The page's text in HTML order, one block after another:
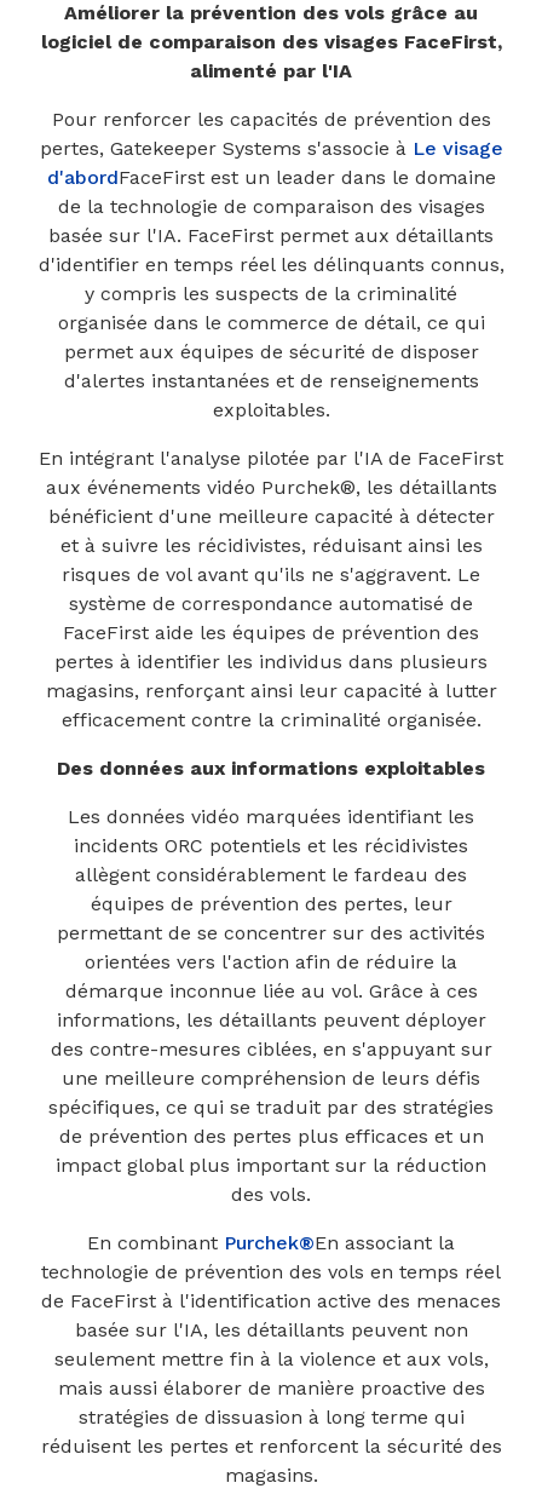
Améliorer la prévention des vols grâce au
logiciel de comparaison des visages FaceFirst,
alimenté par l'IA
Pour renforcer les capacités de prévention des
pertes, Gatekeeper Systems s'associe à Le visage
d'abordFaceFirst est un leader dans le domaine
de la technologie de comparaison des visages
basée sur l'IA. FaceFirst permet aux détaillants
d'identifier en temps réel les délinquants connus,
y compris les suspects de la criminalité
organisée dans le commerce de détail, ce qui
permet aux équipes de sécurité de disposer
d'alertes instantanées et de renseignements
exploitables.
En intégrant l'analyse pilotée par l'IA de FaceFirst
aux événements vidéo Purchek®, les détaillants
bénéficient d'une meilleure capacité à détecter
et à suivre les récidivistes, réduisant ainsi les
risques de vol avant qu'ils ne s'aggravent. Le
système de correspondance automatisé de
FaceFirst aide les équipes de prévention des
pertes à identifier les individus dans plusieurs
magasins, renforçant ainsi leur capacité à lutter
efficacement contre la criminalité organisée.
Des données aux informations exploitables
Les données vidéo marquées identifiant les
incidents ORC potentiels et les récidivistes
allègent considérablement le fardeau des
équipes de prévention des pertes, leur
permettant de se concentrer sur des activités
orientées vers l'action afin de réduire la
démarque inconnue liée au vol. Grâce à ces
informations, les détaillants peuvent déployer
des contre-mesures ciblées, en s'appuyant sur
une meilleure compréhension de leurs défis
spécifiques, ce qui se traduit par des stratégies
de prévention des pertes plus efficaces et un
impact global plus important sur la réduction
des vols.
En combinant Purchek®En associant la
technologie de prévention des vols en temps réel
de FaceFirst à l'identification active des menaces
basée sur l'IA, les détaillants peuvent non
seulement mettre fin à la violence et aux vols,
mais aussi élaborer de manière proactive des
stratégies de dissuasion à long terme qui
réduisent les pertes et renforcent la sécurité des
magasins.